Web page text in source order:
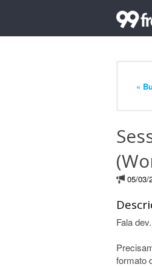
«
05/03/
Fala dev.
formato